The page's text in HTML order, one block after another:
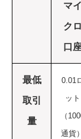
マイ
クロ
口
最低
取引
量
0.01
ット
（
通貨）